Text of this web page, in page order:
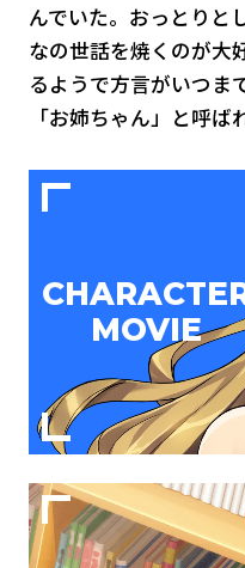
んでいた。おっとりと
なの世話を焼くのが大
るようで方言がいつま
「お姉ちゃん」と呼ば
MOVIE